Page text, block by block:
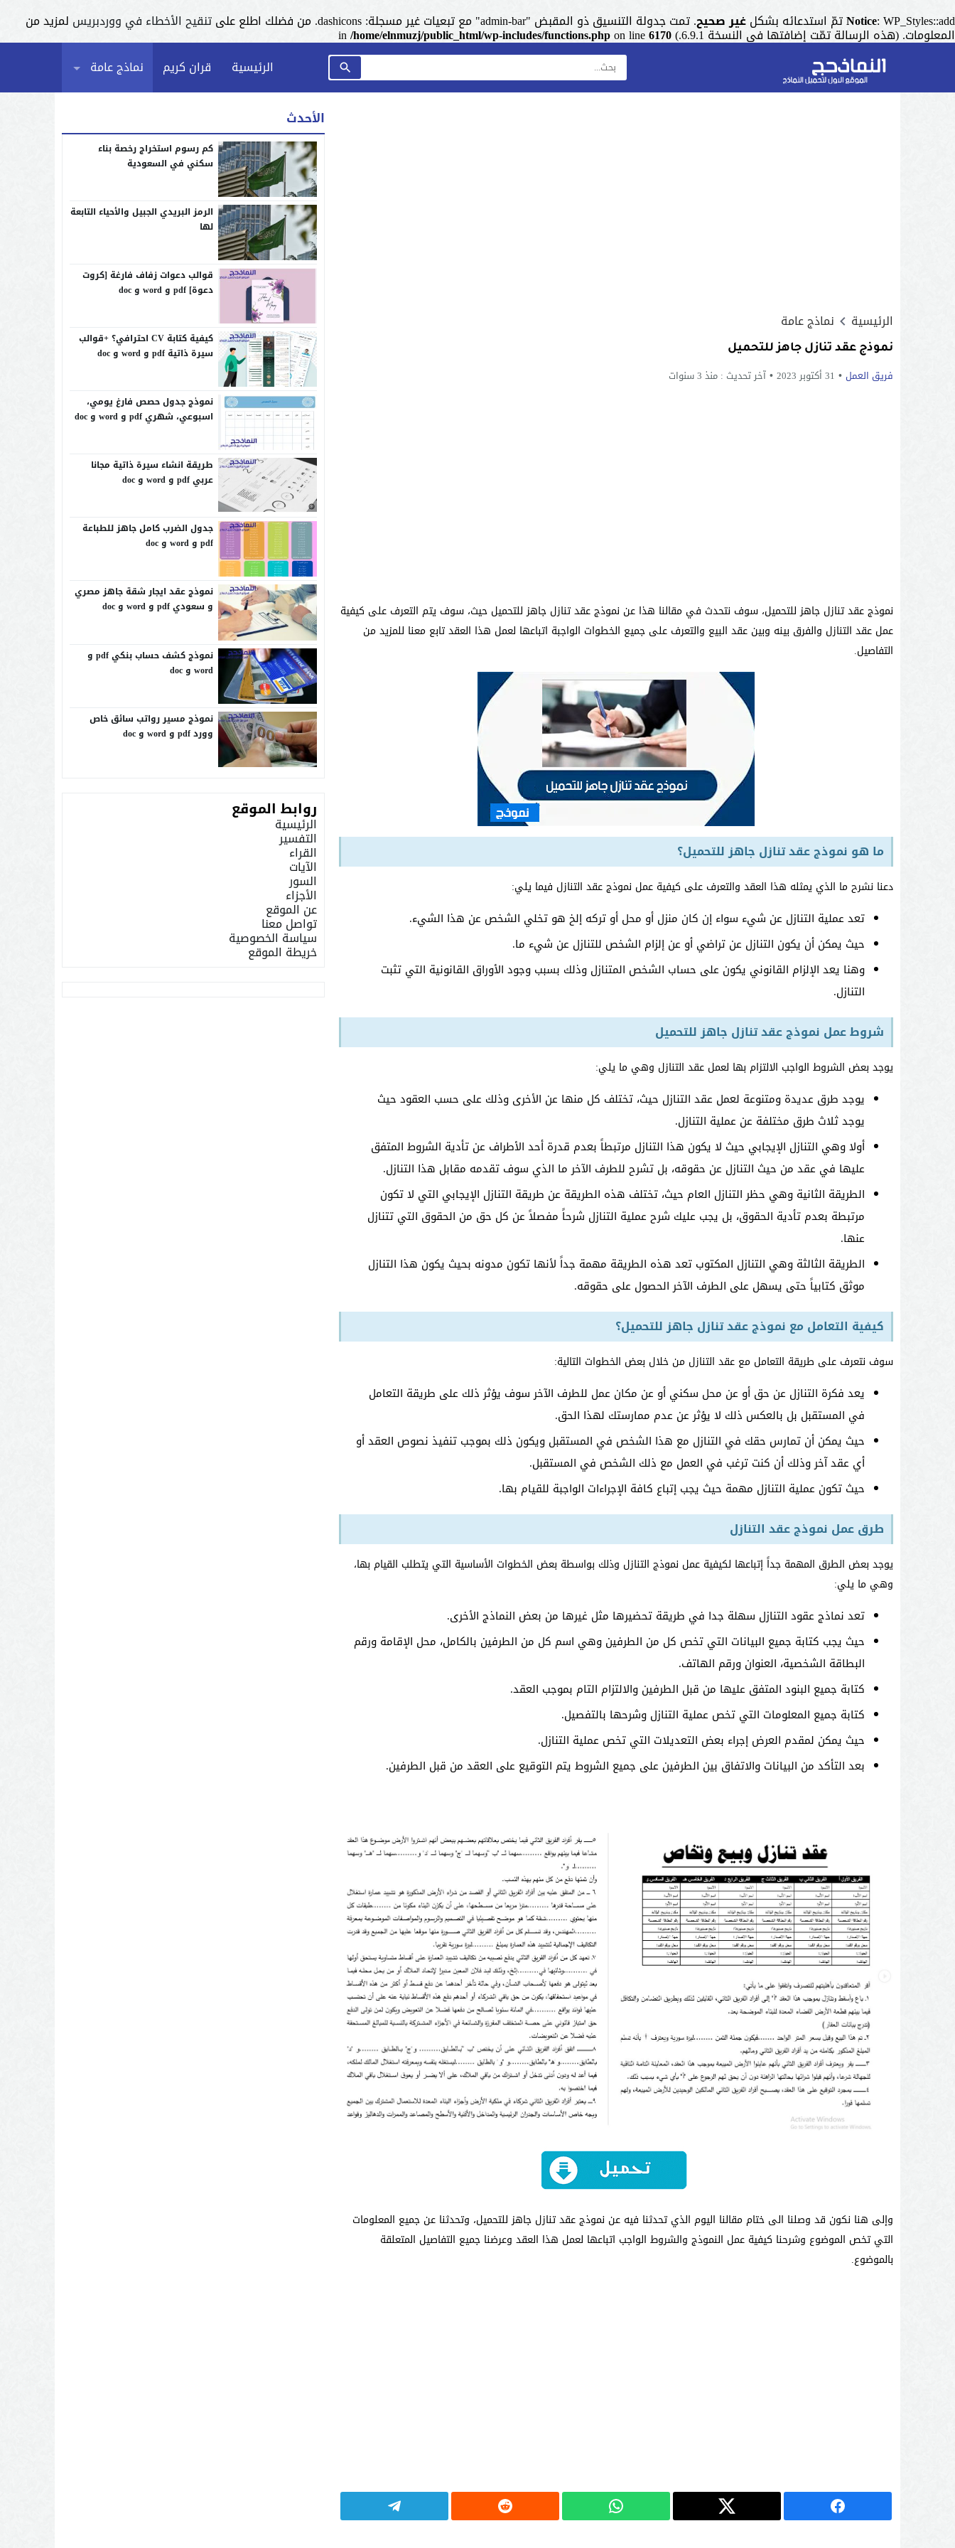
Notice: WP_Styles::add تمّ استدعائه بشكل غير صحيح. تمت جدولة التنسيق ذو المقبض "admin-bar" مع تبعيات غير مسجلة: dashicons. من فضلك اطلع على تنقيح الأخطاء في ووردبريس لمزيد من
المعلومات. (هذه الرسالة تمّت إضافتها في النسخة 6.9.1.) in /home/elnmuzj/public_html/wp-includes/functions.phpon line6170
الرئيسية
قران كريم نماذج عامة
الرئيسية نماذج عامة
نموذج عقد تنازل جاهز للتحميل
فريق العمل 31 أكتوبر 2023 آخر تحديث : منذ 3 سنوات
نموذج عقد تنازل جاهز للتحميل، سوف نتحدث في مقالنا هذا عن نموذج عقد تنازل جاهز للتحميل حيث، سوف يتم التعرف على كيفية
عمل عقد التنازل والفرق بينه وبين عقد البيع والتعرف على جميع الخطوات الواجبة اتباعها لعمل هذا العقد تابع معنا للمزيد من
التفاصيل.
ما هو نموذج عقد تنازل جاهز للتحميل؟
دعنا نشرح ما الذي يمثله هذا العقد والتعرف على كيفية عمل نموذج عقد التنازل فيما يلي:
تعد عملية التنازل عن شيء سواء إن كان منزل أو محل أو تركه إلخ هو تخلي الشخص عن هذا الشيء.
حيث يمكن أن يكون التنازل عن تراضي أو عن إلزام الشخص للتنازل عن شيء ما.
وهنا يعد الإلزام القانوني يكون على حساب الشخص المتنازل وذلك بسبب وجود الأوراق القانونية التي تثبت
التنازل.
شروط عمل نموذج عقد تنازل جاهز للتحميل
يوجد بعض الشروط الواجب الالتزام بها لعمل عقد التنازل وهي ما يلي:
يوجد طرق عديدة ومتنوعة لعمل عقد التنازل حيث، تختلف كل منها عن الأخرى وذلك على حسب العقود حيث
يوجد ثلاث طرق مختلفة عن عملية التنازل.
أولا وهي التنازل الإيجابي حيث لا يكون هذا التنازل مرتبطاً بعدم قدرة أحد الأطراف عن تأدية الشروط المتفق
عليها في عقد من حيث التنازل عن حقوقه، بل تشرح للطرف الآخر ما الذي سوف تقدمه مقابل هذا التنازل.
الطريقة الثانية وهي حظر التنازل العام حيث، تختلف هذه الطريقة عن طريقة التنازل الإيجابي التي لا تكون
مرتبطة بعدم تأدية الحقوق، بل يجب عليك شرح عملية التنازل شرحاً مفصلاً عن كل حق من الحقوق التي تتنازل
عنها.
الطريقة الثالثة وهي التنازل المكتوب تعد هذه الطريقة مهمة جداً لأنها تكون مدونه بحيث يكون هذا التنازل
موثق كتابياً حتى يسهل على الطرف الآخر الحصول على حقوقه.
كيفية التعامل مع نموذج عقد تنازل جاهز للتحميل؟
سوف نتعرف على طريقة التعامل مع عقد التنازل من خلال بعض الخطوات التالية:
يعد فكرة التنازل عن حق أو عن محل سكني أو عن مكان عمل للطرف الآخر سوف يؤثر ذلك على طريقة التعامل
في المستقبل بل بالعكس ذلك لا يؤثر عن عدم ممارستك لهذا الحق.
حيث يمكن أن تمارس حقك في التنازل مع هذا الشخص في المستقبل ويكون ذلك بموجب تنفيذ نصوص العقد أو
أي عقد آخر وذلك أن كنت ترغب في العمل مع ذلك الشخص في المستقبل.
حيث تكون عملية التنازل مهمة حيث يجب إتباع كافة الإجراءات الواجبة للقيام بها.
طرق عمل نموذج عقد التنازل
يوجد بعض الطرق المهمة جداً إتباعها لكيفية عمل نموذج التنازل وذلك بواسطة بعض الخطوات الأساسية التي يتطلب القيام بها،
وهي ما يلي:
تعد نماذج عقود التنازل سهلة جدا في طريقة تحضيرها مثل غيرها من بعض النماذج الأخرى.
حيث يجب كتابة جميع البيانات التي تخص كل من الطرفين وهي اسم كل من الطرفين بالكامل، محل الإقامة ورقم
البطاقة الشخصية، العنوان ورقم الهاتف.
كتابة جميع البنود المتفق عليها من قبل الطرفين والالتزام التام بموجب العقد.
كتابة جميع المعلومات التي تخص عملية التنازل وشرحها بالتفصيل.
حيث يمكن لمقدم العرض إجراء بعض التعديلات التي تخص عملية التنازل.
بعد التأكد من البيانات والاتفاق بين الطرفين على جميع الشروط يتم التوقيع على العقد من قبل الطرفين.
وإلى هنا نكون قد وصلنا الى ختام مقالنا اليوم الذي تحدثنا فيه عن نموذج عقد تنازل جاهز للتحميل، وتحدثنا عن جميع المعلومات
التي تخص الموضوع وشرحنا كيفية عمل النموذج والشروط الواجب اتباعها لعمل هذا العقد وعرضنا جميع التفاصيل المتعلقة
بالموضوع.
الأحدث
كم رسوم استخراج رخصة بناء
سكني في السعودية
الرمز البريدي الجبيل والأحياء التابعة
لها
قوالب دعوات زفاف فارغة [كروت
دعوة] pdf و word و doc
كيفية كتابة CV احترافي؟ +قوالب
سيرة ذاتية pdf و word و doc
نموذج جدول حصص فارغ يومي،
اسبوعي، شهري pdf و word و doc
طريقة انشاء سيرة ذاتية مجانا
عربي pdf و word و doc
جدول الضرب كامل جاهز للطباعة
pdf و word و doc
نموذج عقد ايجار شقة جاهز مصري
و سعودي pdf و word و doc
نموذج كشف حساب بنكي pdf و
word و doc
نموذج مسير رواتب سائق خاص
وورد pdf و word و doc
روابط الموقع
الرئيسية
التفسير
القراء
الآيات
السور
الأجزاء
عن الموقع
تواصل معنا
سياسة الخصوصية
خريطة الموقع